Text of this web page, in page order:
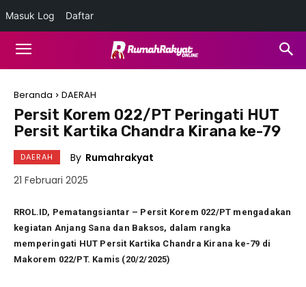
Beranda DAERAH
Persit Korem 022/PT Peringati HUT
Persit Kartika Chandra Kirana ke-79
DAERAH By Rumahrakyat
21 Februari 2025
RROL.ID, Pematangsiantar – Persit Korem 022/PT mengadakan
kegiatan Anjang Sana dan Baksos, dalam rangka
memperingati HUT Persit Kartika Chandra Kirana ke-79 di
Makorem 022/PT. Kamis (20/2/2025)
Masuk Log Daftar